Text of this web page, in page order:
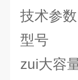
技术参数
型号
zui大